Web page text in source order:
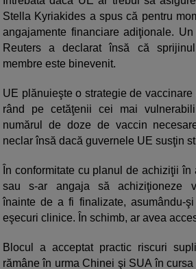
Stella Kyriakides a spus că pentru
angajamente financiare adiţionale.
Reuters a declarat însă că
membre este binevenit.
UE plănuieşte o strategie de vaccinare
rând pe cetăţenii cei mai
numărul de doze de vaccin
neclar însă dacă guvernele UE susţin
În conformitate cu planul de achiziţii în
sau s-ar angaja să achiziţioneze
înainte de a fi finalizate, asumându-
eşecuri clinice. În schimb, ar avea
Blocul a acceptat practic riscuri
rămâne în urma Chinei şi SUA în